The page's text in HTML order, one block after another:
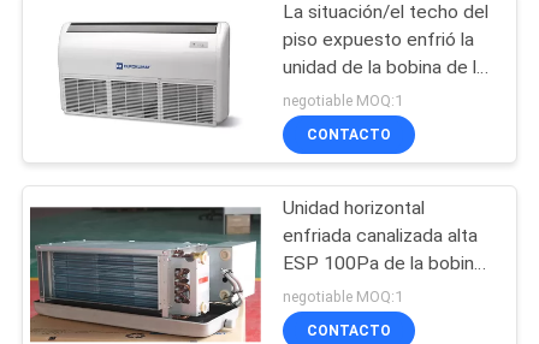
MAPA
DEL
SITIO
PRIVACY
POLICY
La situación/el techo del
piso expuesto enfrió la
unidad de la bobina de la
fan del agua
negotiable MOQ:1
CONTACTO
Unidad horizontal
enfriada canalizada alta
ESP 100Pa de la bobina
de la fan del agua
negotiable MOQ:1
CONTACTO